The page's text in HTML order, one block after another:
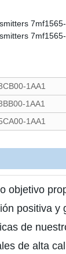
1AA1
1AA1
1AA1
objetivo
positiva
de
de alta